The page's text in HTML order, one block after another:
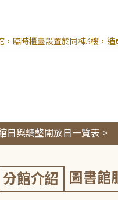
臨時櫃臺設置於同棟3樓，造
日與調整開放日一覽表 >
分館介紹 圖書館